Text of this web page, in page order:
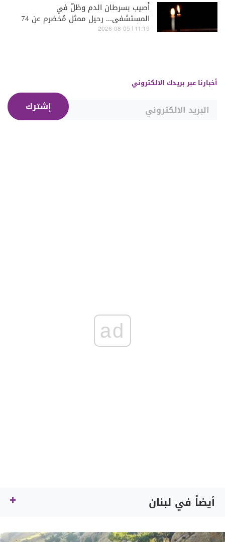
أُصيب بسرطان الدم وظلّ في
المستشفى... رحيل ممثل مُخضرم عن 74
عاماً
11:19 | 2026-08-05
أخبارنا عبر بريدك الالكتروني
إشترك
ad
أيضاً في لبنان